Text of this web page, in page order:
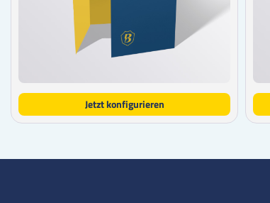
Jetzt konfigurieren